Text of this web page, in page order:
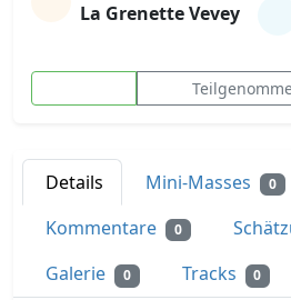
La Grenette Vevey
Details Mini-Masses 0
Kommentare 0
Galerie 0 Tracks 0